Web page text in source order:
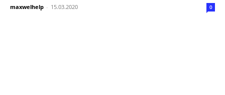
maxwelhelp - 15.03.2020 0